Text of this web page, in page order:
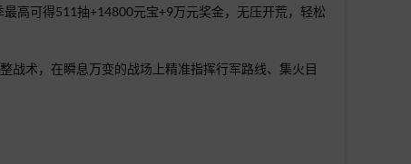
高可得511抽+14800元宝+9万元奖金，无压开荒，轻松
战术，在瞬息万变的战场上精准指挥行军路线、集火目